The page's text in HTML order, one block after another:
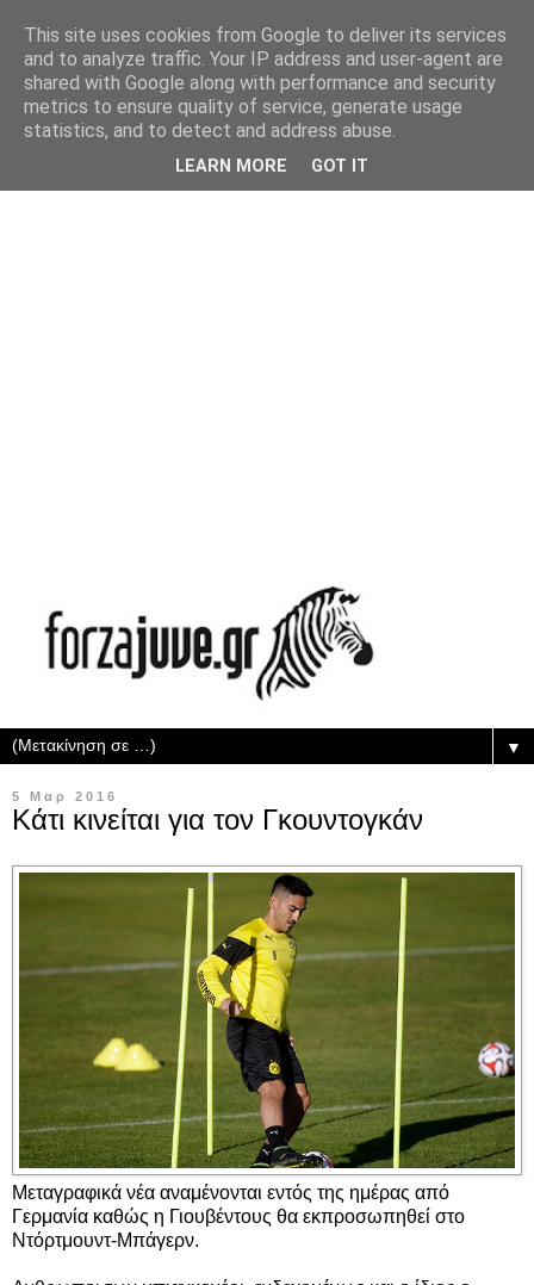
▼
5 Μαρ 2016
Κάτι κινείται για τον Γκουντογκάν
Μεταγραφικά νέα αναμένονται εντός της ημέρας από
Γερμανία καθώς η Γιουβέντους θα εκπροσωπηθεί στο
Ντόρτμουντ-Μπάγερν.
This site uses cookies from Google to deliver its services
and to analyze traffic. Your IP address and user-agent are
shared with Google along with performance and security
metrics to ensure quality of service, generate usage
statistics, and to detect and address abuse.
LEARN MORE GOT IT